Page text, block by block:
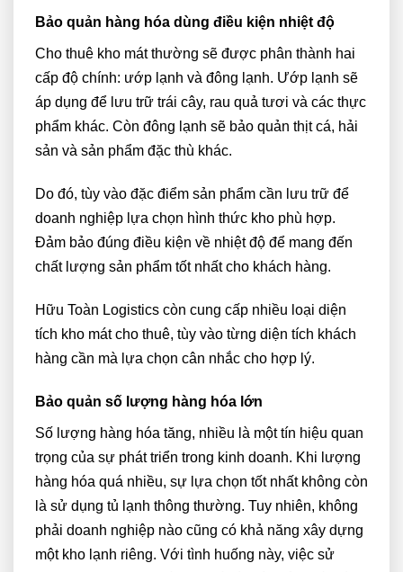
Bảo quản hàng hóa dùng điều kiện nhiệt độ
Cho thuê kho mát thường sẽ được phân thành hai
cấp độ chính: ướp lạnh và đông lạnh. Ướp lạnh sẽ
áp dụng để lưu trữ trái cây, rau quả tươi và các thực
phẩm khác. Còn đông lạnh sẽ bảo quản thịt cá, hải
sản và sản phẩm đặc thù khác.
Do đó, tùy vào đặc điểm sản phẩm cần lưu trữ để
doanh nghiệp lựa chọn hình thức kho phù hợp.
Đảm bảo đúng điều kiện về nhiệt độ để mang đến
chất lượng sản phẩm tốt nhất cho khách hàng.
Hữu Toàn Logistics còn cung cấp nhiều loại diện
tích kho mát cho thuê, tùy vào từng diện tích khách
hàng cần mà lựa chọn cân nhắc cho hợp lý.
Bảo quản số lượng hàng hóa lớn
Số lượng hàng hóa tăng, nhiều là một tín hiệu quan
trọng của sự phát triển trong kinh doanh. Khi lượng
hàng hóa quá nhiều, sự lựa chọn tốt nhất không còn
là sử dụng tủ lạnh thông thường. Tuy nhiên, không
phải doanh nghiệp nào cũng có khả năng xây dựng
một kho lạnh riêng. Với tình huống này, việc sử